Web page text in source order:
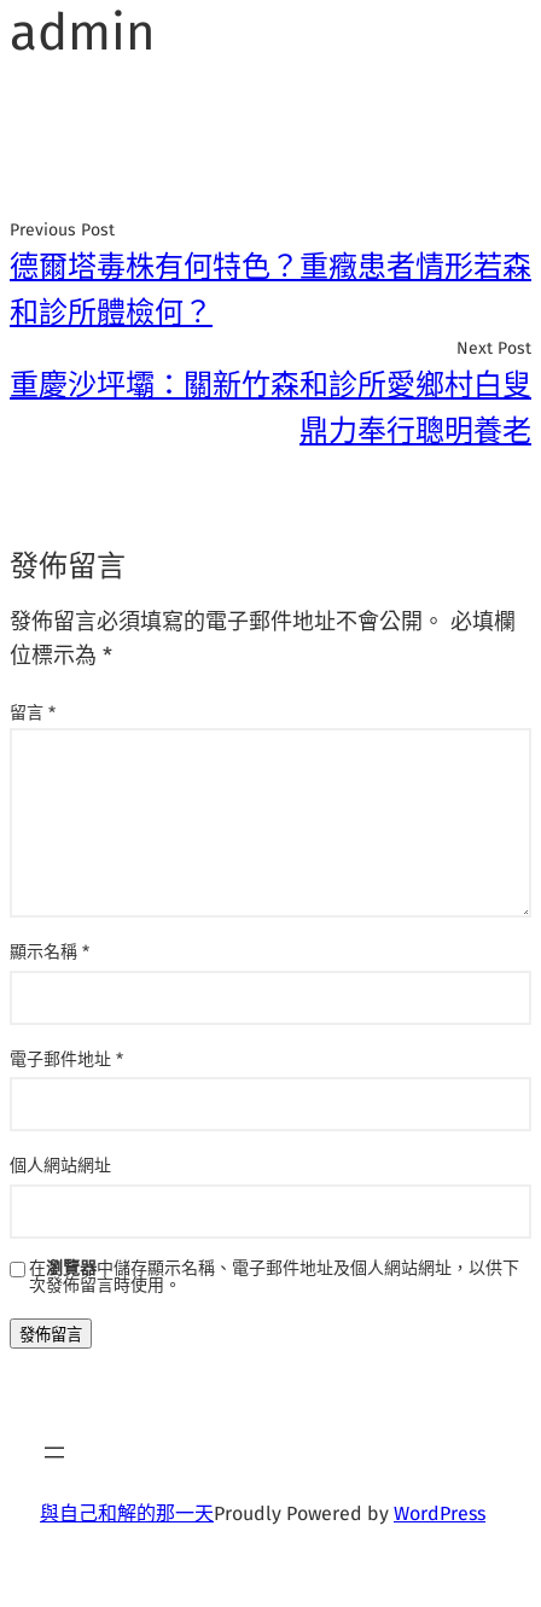
admin
Previous Post
德爾塔毒株有何特色？重癥患者情形若森
和診所體檢何？
Next Post
重慶沙坪壩：關新竹森和診所愛鄉村白叟
鼎力奉行聰明養老
發佈留言
發佈留言必須填寫的電子郵件地址不會公開。 必填欄
位標示為 *
留言 *
顯示名稱 *
電子郵件地址 *
個人網站網址
在瀏覽器中儲存顯示名稱、電子郵件地址及個人網站網址，以供下
次發佈留言時使用。
與自己和解的那一天Proudly Powered by WordPress